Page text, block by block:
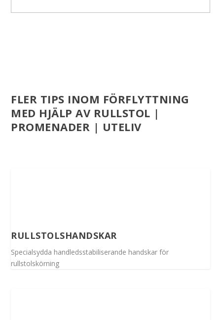
FLER TIPS INOM FÖRFLYTTNING
MED HJÄLP AV RULLSTOL |
PROMENADER | UTELIV
RULLSTOLSHANDSKAR
Specialsydda handledsstabiliserande handskar för
rullstolskörning